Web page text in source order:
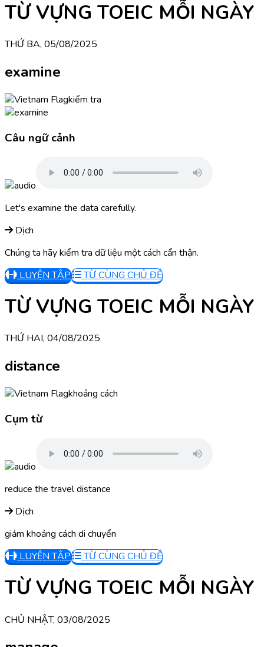
TỪ VỰNG TOEIC MỖI NGÀY
THỨ BA, 05/08/2025
examine
kiểm tra
Câu ngữ cảnh
Let's examine the data carefully.
Dịch
Chúng ta hãy kiểm tra dữ liệu một cách cẩn thận.
LUYỆN TẬP
TỪ CÙNG CHỦ ĐỀ
TỪ VỰNG TOEIC MỖI NGÀY
THỨ HAI, 04/08/2025
distance
khoảng cách
Cụm từ
reduce the travel distance
Dịch
giảm khoảng cách di chuyển
LUYỆN TẬP
TỪ CÙNG CHỦ ĐỀ
TỪ VỰNG TOEIC MỖI NGÀY
CHỦ NHẬT, 03/08/2025